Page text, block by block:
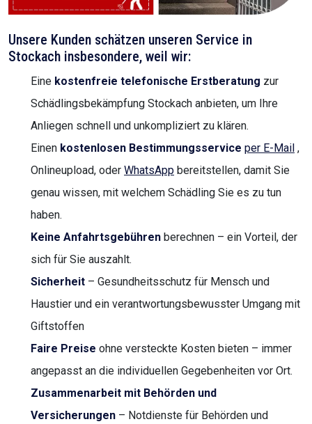
Unsere Kunden schätzen unseren Service in
Stockach insbesondere, weil wir:
Eine kostenfreie telefonische Erstberatung zur
Schädlingsbekämpfung Stockach anbieten, um Ihre
Anliegen schnell und unkompliziert zu klären.
Einen kostenlosen Bestimmungsservice per E-Mail ,
Onlineupload, oder WhatsApp bereitstellen, damit Sie
genau wissen, mit welchem Schädling Sie es zu tun
haben.
Keine Anfahrtsgebühren berechnen – ein Vorteil, der
sich für Sie auszahlt.
Sicherheit – Gesundheitsschutz für Mensch und
Haustier und ein verantwortungsbewusster Umgang mit
Giftstoffen
Faire Preise ohne versteckte Kosten bieten – immer
angepasst an die individuellen Gegebenheiten vor Ort.
Zusammenarbeit mit Behörden und
Versicherungen – Notdienste für Behörden und